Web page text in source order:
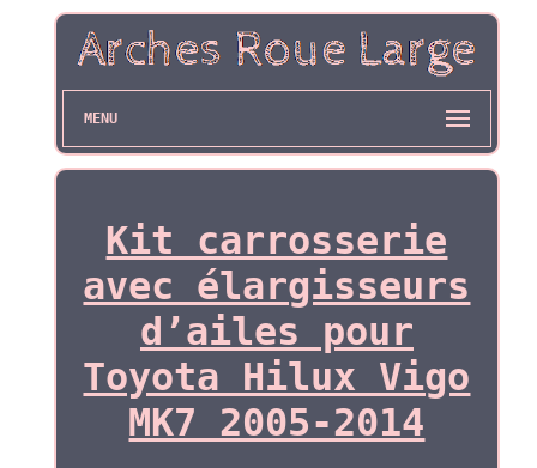
MENU
Kit carrosserie
avec élargisseurs
d’ailes pour
Toyota Hilux Vigo
MK7 2005-2014